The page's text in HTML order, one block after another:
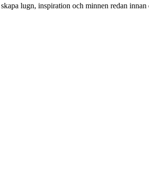
lugn, inspiration och minnen redan